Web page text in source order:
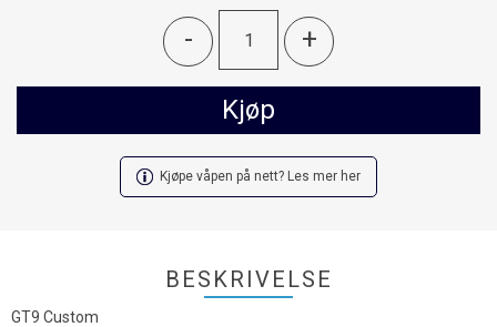
- +
Kjøp
Kjøpe våpen på nett? Les mer her
BESKRIVELSE
GT9 Custom